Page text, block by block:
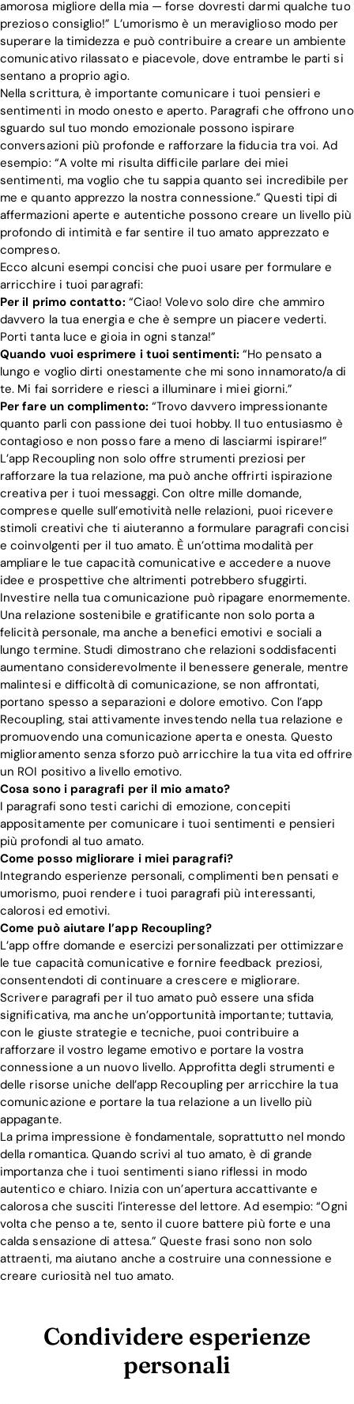
amorosa migliore della mia — forse dovresti darmi qualche tuo
prezioso consiglio!” L’umorismo è un meraviglioso modo per
superare la timidezza e può contribuire a creare un ambiente
comunicativo rilassato e piacevole, dove entrambe le parti si
sentano a proprio agio.
Nella scrittura, è importante comunicare i tuoi pensieri e
sentimenti in modo onesto e aperto. Paragrafi che offrono uno
sguardo sul tuo mondo emozionale possono ispirare
conversazioni più profonde e rafforzare la fiducia tra voi. Ad
esempio: “A volte mi risulta difficile parlare dei miei
sentimenti, ma voglio che tu sappia quanto sei incredibile per
me e quanto apprezzo la nostra connessione.” Questi tipi di
affermazioni aperte e autentiche possono creare un livello più
profondo di intimità e far sentire il tuo amato apprezzato e
compreso.
Ecco alcuni esempi concisi che puoi usare per formulare e
arricchire i tuoi paragrafi:
Per il primo contatto: “Ciao! Volevo solo dire che ammiro
davvero la tua energia e che è sempre un piacere vederti.
Porti tanta luce e gioia in ogni stanza!”
Quando vuoi esprimere i tuoi sentimenti: “Ho pensato a
lungo e voglio dirti onestamente che mi sono innamorato/a di
te. Mi fai sorridere e riesci a illuminare i miei giorni.”
Per fare un complimento: “Trovo davvero impressionante
quanto parli con passione dei tuoi hobby. Il tuo entusiasmo è
contagioso e non posso fare a meno di lasciarmi ispirare!”
L’app Recoupling non solo offre strumenti preziosi per
rafforzare la tua relazione, ma può anche offrirti ispirazione
creativa per i tuoi messaggi. Con oltre mille domande,
comprese quelle sull’emotività nelle relazioni, puoi ricevere
stimoli creativi che ti aiuteranno a formulare paragrafi concisi
e coinvolgenti per il tuo amato. È un’ottima modalità per
ampliare le tue capacità comunicative e accedere a nuove
idee e prospettive che altrimenti potrebbero sfuggirti.
Investire nella tua comunicazione può ripagare enormemente.
Una relazione sostenibile e gratificante non solo porta a
felicità personale, ma anche a benefici emotivi e sociali a
lungo termine. Studi dimostrano che relazioni soddisfacenti
aumentano considerevolmente il benessere generale, mentre
malintesi e difficoltà di comunicazione, se non affrontati,
portano spesso a separazioni e dolore emotivo. Con l’app
Recoupling, stai attivamente investendo nella tua relazione e
promuovendo una comunicazione aperta e onesta. Questo
miglioramento senza sforzo può arricchire la tua vita ed offrire
un ROI positivo a livello emotivo.
Cosa sono i paragrafi per il mio amato?
I paragrafi sono testi carichi di emozione, concepiti
appositamente per comunicare i tuoi sentimenti e pensieri
più profondi al tuo amato.
Come posso migliorare i miei paragrafi?
Integrando esperienze personali, complimenti ben pensati e
umorismo, puoi rendere i tuoi paragrafi più interessanti,
calorosi ed emotivi.
Come può aiutare l’app Recoupling?
L’app offre domande e esercizi personalizzati per ottimizzare
le tue capacità comunicative e fornire feedback preziosi,
consentendoti di continuare a crescere e migliorare.
Scrivere paragrafi per il tuo amato può essere una sfida
significativa, ma anche un’opportunità importante; tuttavia,
con le giuste strategie e tecniche, puoi contribuire a
rafforzare il vostro legame emotivo e portare la vostra
connessione a un nuovo livello. Approfitta degli strumenti e
delle risorse uniche dell’app Recoupling per arricchire la tua
comunicazione e portare la tua relazione a un livello più
appagante.
La prima impressione è fondamentale, soprattutto nel mondo
della romantica. Quando scrivi al tuo amato, è di grande
importanza che i tuoi sentimenti siano riflessi in modo
autentico e chiaro. Inizia con un’apertura accattivante e
calorosa che susciti l’interesse del lettore. Ad esempio: “Ogni
volta che penso a te, sento il cuore battere più forte e una
calda sensazione di attesa.” Queste frasi sono non solo
attraenti, ma aiutano anche a costruire una connessione e
creare curiosità nel tuo amato.
Condividere esperienze
personali